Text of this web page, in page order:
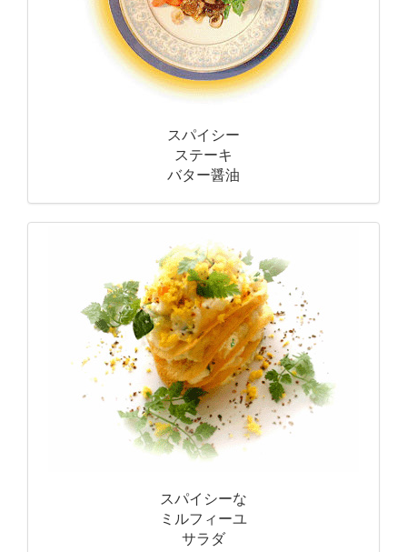
スパイシー
ステーキ
バター醤油
スパイシーな
ミルフィーユ
サラダ